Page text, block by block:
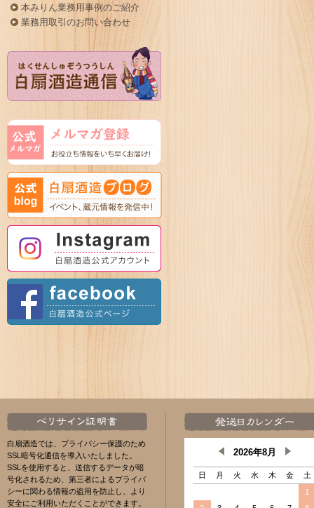
本みりん業務用事例のご紹介
業務用取引のお問い合わせ
白扇酒造では、プライバシー保護のため
SSL暗号化通信を導入いたしました。
SSLを使用すると、送信するデータが暗
号化されるため、第三者によるプライバ
シーに関わる情報の盗用を防止し、より
安全にご利用いただくことができます。
2026年8月
日 月 火 水 木 金
土
1